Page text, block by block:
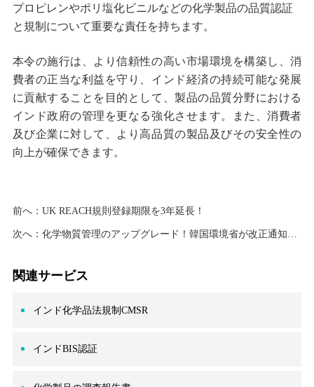
プロピレンやポリ塩化ビニルなどの化学製品の品質認証
と規制について重要な責任を持ちます。
本令の施行は、より信頼性の高い市場環境を構築し、消
費者の正当な利益を守り、インド経済の持続可能な発展
に貢献することを目的として、製品の品質分野における
インド政府の管理を更なる強化させます。また、消費者
及び企業に対して、より高品質の製品及びその安全性の
向上が確保できます。
前へ： UK REACH規則登録期限を3年延長！
次へ： 化学物質管理のアップグレード！韓国環境省が改正通知を発表
関連サービス
インド化学品法規制CMSR
インドBIS認証